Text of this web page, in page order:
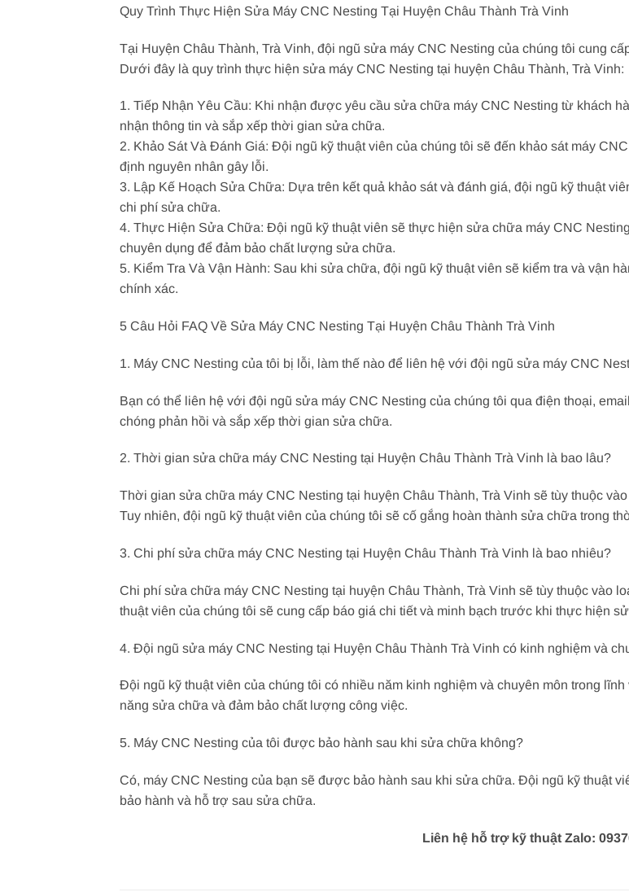
Quy Trình Thực Hiện Sửa Máy CNC Nesting Tại Huyện Châu Thành Trà Vinh
Tại Huyện Châu Thành, Trà Vinh, đội ngũ sửa máy CNC Nesting của chúng tôi cung
Dưới đây là quy trình thực hiện sửa máy CNC Nesting tại huyện Châu Thành, Trà Vinh:
1. Tiếp Nhận Yêu Cầu: Khi nhận được yêu cầu sửa chữa máy CNC Nesting từ khách
nhận thông tin và sắp xếp thời gian sửa chữa.
2. Khảo Sát Và Đánh Giá: Đội ngũ kỹ thuật viên của chúng tôi sẽ đến khảo sát máy
định nguyên nhân gây lỗi.
3. Lập Kế Hoạch Sửa Chữa: Dựa trên kết quả khảo sát và đánh giá, đội ngũ kỹ thuật
chi phí sửa chữa.
4. Thực Hiện Sửa Chữa: Đội ngũ kỹ thuật viên sẽ thực hiện sửa chữa máy CNC
chuyên dụng để đảm bảo chất lượng sửa chữa.
5. Kiểm Tra Và Vận Hành: Sau khi sửa chữa, đội ngũ kỹ thuật viên sẽ kiểm tra và vận
chính xác.
5 Câu Hỏi FAQ Về Sửa Máy CNC Nesting Tại Huyện Châu Thành Trà Vinh
1. Máy CNC Nesting của tôi bị lỗi, làm thế nào để liên hệ với đội ngũ sửa máy CNC
Bạn có thể liên hệ với đội ngũ sửa máy CNC Nesting của chúng tôi qua điện thoại,
chóng phản hồi và sắp xếp thời gian sửa chữa.
2. Thời gian sửa chữa máy CNC Nesting tại Huyện Châu Thành Trà Vinh là bao lâu?
Thời gian sửa chữa máy CNC Nesting tại huyện Châu Thành, Trà Vinh sẽ tùy thuộc
Tuy nhiên, đội ngũ kỹ thuật viên của chúng tôi sẽ cố gắng hoàn thành sửa chữa trong
3. Chi phí sửa chữa máy CNC Nesting tại Huyện Châu Thành Trà Vinh là bao nhiêu?
Chi phí sửa chữa máy CNC Nesting tại huyện Châu Thành, Trà Vinh sẽ tùy thuộc vào
thuật viên của chúng tôi sẽ cung cấp báo giá chi tiết và minh bạch trước khi thực hiện
4. Đội ngũ sửa máy CNC Nesting tại Huyện Châu Thành Trà Vinh có kinh nghiệm và
Đội ngũ kỹ thuật viên của chúng tôi có nhiều năm kinh nghiệm và chuyên môn trong
năng sửa chữa và đảm bảo chất lượng công việc.
5. Máy CNC Nesting của tôi được bảo hành sau khi sửa chữa không?
Có, máy CNC Nesting của bạn sẽ được bảo hành sau khi sửa chữa. Đội ngũ kỹ thuật
bảo hành và hỗ trợ sau sửa chữa.
Liên hệ hỗ trợ kỹ thuật Zalo: